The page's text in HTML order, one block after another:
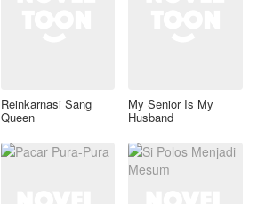
Reinkarnasi Sang
Queen
My Senior Is My
Husband